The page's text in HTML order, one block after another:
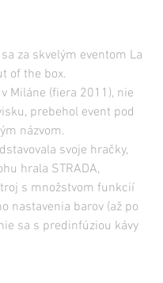
za skvelým eventom La
of the box.
Miláne (fiera 2011), nie
prebehol event pod
názvom.
svoje hračky,
hrala STRADA,
s množstvom funkcií
nastavenia barov (až po
sa s predinfúziou kávy